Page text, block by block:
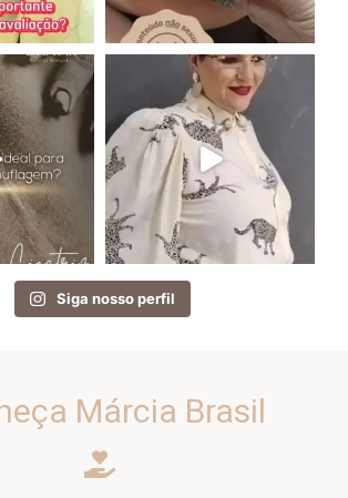
Siga nosso perfil
Márcia Brasil